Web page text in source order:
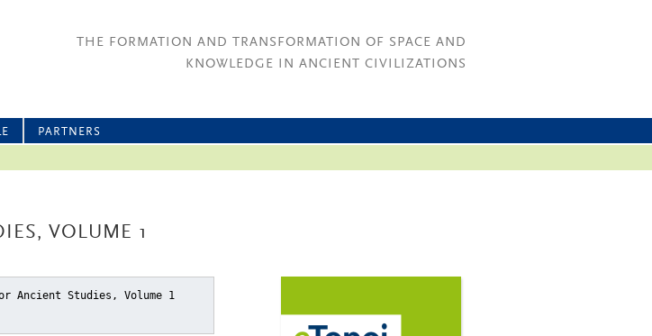
THE FORMATION AND TRANSFORMATION OF SPACE AND
KNOWLEDGE IN ANCIENT CIVILIZATIONS
PARTNERS
VOLUME 1
Ancient Studies, Volume 1